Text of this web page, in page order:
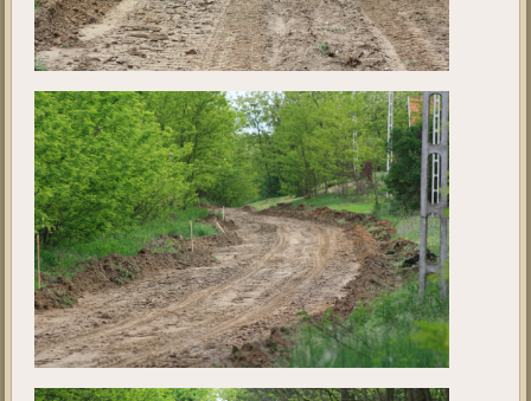
Kivítelezés 2
Ebben a galériában a kivítelezés megkezdésekor készült fotók
láthatók, melyek 2019. májusában készültek.